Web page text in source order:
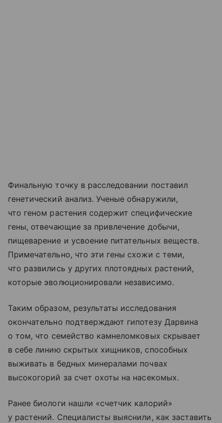
Финальную точку в расследовании поставил
генетический анализ. Ученые обнаружили,
что геном растения содержит специфические
гены, отвечающие за привлечение добычи,
пищеварение и усвоение питательных веществ.
Примечательно, что эти гены схожи с теми,
что развились у других плотоядных растений,
которые эволюционировали независимо.
Таким образом, результаты исследования
окончательно подтверждают гипотезу Дарвина
о том, что семейство камнеломковых скрывает
в себе линию скрытых хищников, способных
выживать в бедных минералами почвах
высокогорий за счет охоты на насекомых.
Ранее биологи нашли «счетчик калорий»
у растений. Специалисты выяснили, как заставить